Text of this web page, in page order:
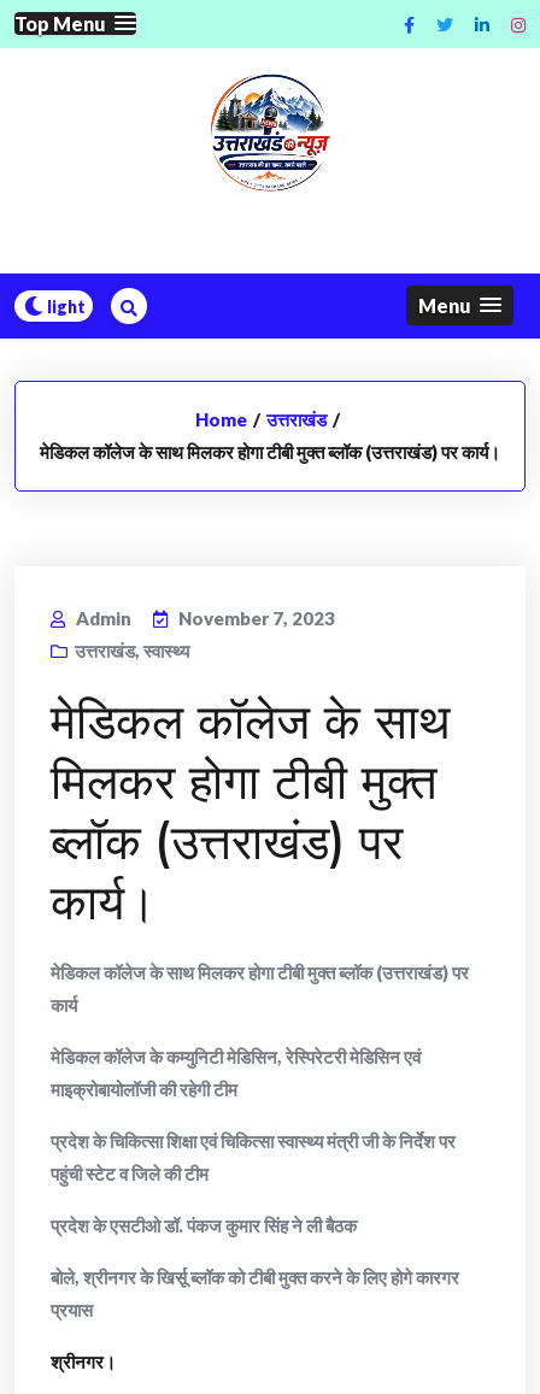
Skip
to
Top Menu
Menu
Home / उत्तराखंड /
मेडिकल कॉलेज के साथ मिलकर होगा टीबी मुक्त ब्लॉक (उत्तराखंड) पर कार्य।
Admin
November 7, 2023
उत्तराखंड, स्वास्थ्य
मेडिकल कॉलेज के साथ
मिलकर होगा टीबी मुक्त
ब्लॉक (उत्तराखंड) पर
कार्य।
मेडिकल कॉलेज के साथ मिलकर होगा टीबी मुक्त ब्लॉक (उत्तराखंड) पर
कार्य
मेडिकल कॉलेज के कम्युनिटी मेडिसिन, रेस्पिरेटरी मेडिसिन एवं
माइक्रोबायोलॉजी की रहेगी टीम
प्रदेश के चिकित्सा शिक्षा एवं चिकित्सा स्वास्थ्य मंत्री जी के निर्देश पर
पहुंची स्टेट व जिले की टीम
प्रदेश के एसटीओ डॉ. पंकज कुमार सिंह ने ली बैठक
बोले, श्रीनगर के खिर्सू ब्लॉक को टीबी मुक्त करने के लिए होगे कारगर
प्रयास
श्रीनगर।